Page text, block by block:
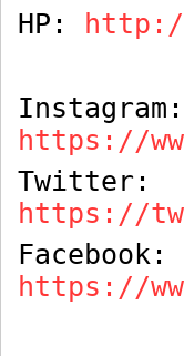
HP:
Instagram:
https://
Twitter:
https://
Facebook:
https://